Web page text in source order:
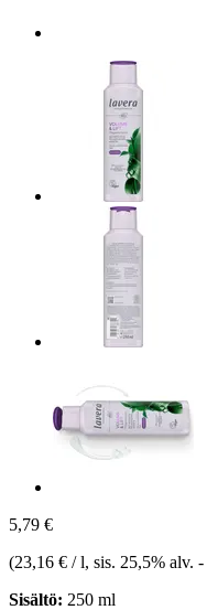
5,79 €
(23,16 € / l, sis. 25,5% alv. -
Sisältö: 250 ml